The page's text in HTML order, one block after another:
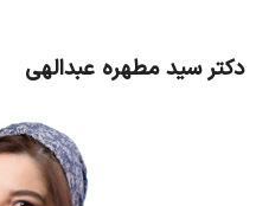
دکتر سید مطهره عبدالهی